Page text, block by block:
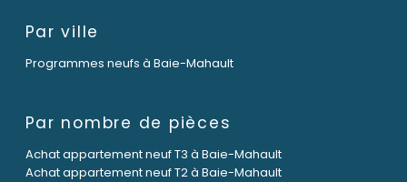
Par ville
Programmes neufs à Baie-Mahault
Par nombre de pièces
Achat appartement neuf T3 à Baie-Mahault
Achat appartement neuf T2 à Baie-Mahault